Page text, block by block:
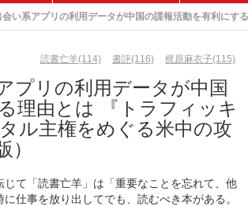
会い系アプリの利用データが中国の諜報活動を有利に
読書亡羊(114) 書評(116) 梶原麻衣子(115)
プリの利用データが中国
理由とは 『トラフィッキ
ル主権をめぐる米中の攻
て「読書亡羊」は「重要なことを忘れて、他
仕事を放り出してでも、読むべき本がある。